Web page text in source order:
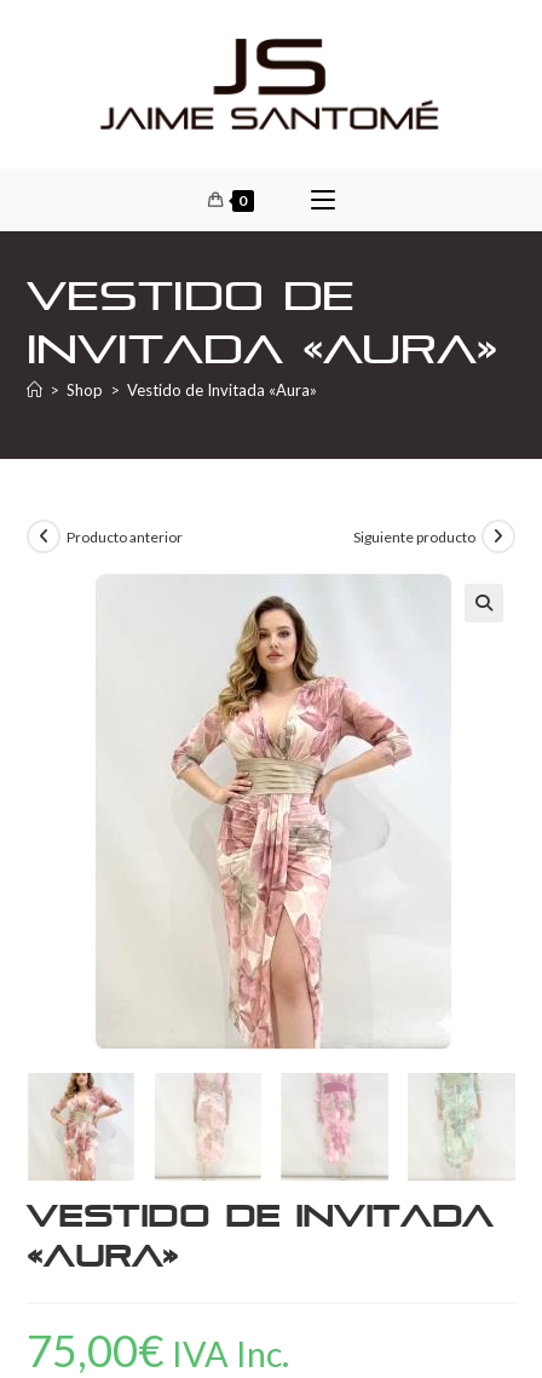
0
Vestido de
Invitada «Aura»
> Shop > Vestido de Invitada «Aura»
Producto anterior Siguiente producto
Vestido de Invitada
«Aura»
75,00€ IVA Inc.